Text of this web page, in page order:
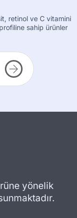
retinol ve C vitamini
sahip ürünler
yönelik